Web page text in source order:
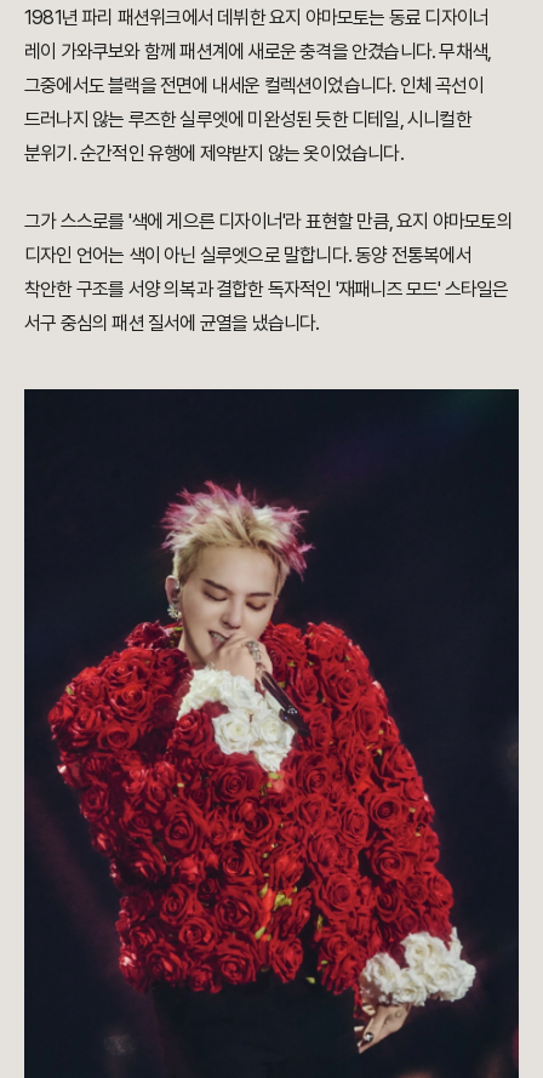
1981년 파리 패션위크에서 데뷔한 요지 야마모토는 동료 디자이너
레이 가와쿠보와 함께 패션계에 새로운 충격을 안겼습니다. 무채색,
그중에서도 블랙을 전면에 내세운 컬렉션이었습니다. 인체 곡선이
드러나지 않는 루즈한 실루엣에 미완성된 듯한 디테일, 시니컬한
분위기. 순간적인 유행에 제약받지 않는 옷이었습니다.
그가 스스로를 '색에 게으른 디자이너'라 표현할 만큼, 요지 야마모토의
디자인 언어는 색이 아닌 실루엣으로 말합니다. 동양 전통복에서
착안한 구조를 서양 의복과 결합한 독자적인 '재패니즈 모드' 스타일은
서구 중심의 패션 질서에 균열을 냈습니다.